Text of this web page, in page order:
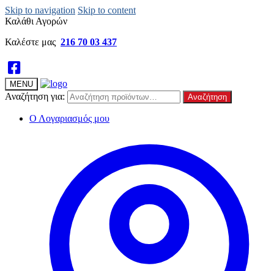
Skip to navigation Skip to content
Καλάθι Αγορών
Καλέστε μας 216 70 03 437
MENU
Αναζήτηση για: Αναζήτηση
Ο Λογαριασμός μου